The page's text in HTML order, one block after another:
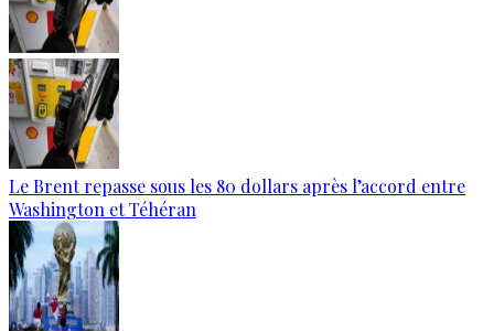
Le Brent repasse sous les 80 dollars après l’accord entre
Washington et Téhéran